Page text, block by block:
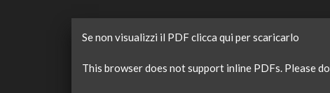
Se non visualizzi il PDF clicca qui per scaricarlo
This browser does not support inline PDFs. Please